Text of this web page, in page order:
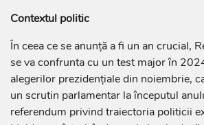
Contextul politic
În ceea ce se anunță a fi un an crucial,
se va confrunta cu un test major în
alegerilor prezidențiale din noiembrie,
un scrutin parlamentar la începutul
referendum privind traiectoria politicii